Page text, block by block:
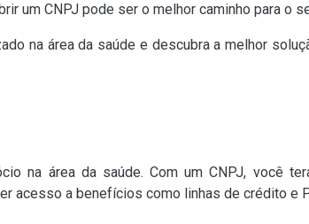
um CNPJ pode ser o melhor caminho para o
na área da saúde e descubra a melhor
na área da saúde. Com um CNPJ, você
acesso a benefícios como linhas de crédito e